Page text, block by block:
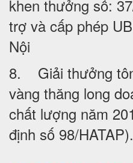
khen thưởng số:
trợ và cấp phép
Nội
8. Giải thưởng
vàng thăng long
chất lượng năm
định số 98/HATAP).